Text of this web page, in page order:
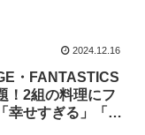
12⽉20⽇（金）
2024.12.16
・FANTASTICS
！2組の料理にフ
幸せすぎる」「め